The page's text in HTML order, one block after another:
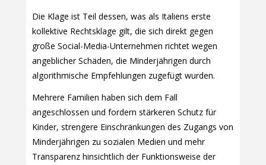
Die Klage ist Teil dessen, was als Italiens erste
kollektive Rechtsklage gilt, die sich direkt gegen
große Social-Media-Unternehmen richtet wegen
angeblicher Schäden, die Minderjährigen durch
algorithmische Empfehlungen zugefügt wurden.
Mehrere Familien haben sich dem Fall
angeschlossen und fordern stärkeren Schutz für
Kinder, strengere Einschränkungen des Zugangs von
Minderjährigen zu sozialen Medien und mehr
Transparenz hinsichtlich der Funktionsweise der